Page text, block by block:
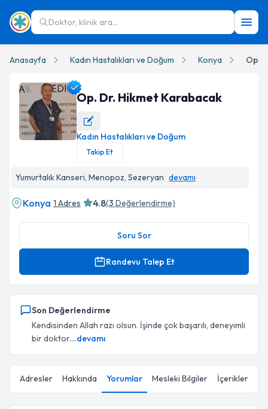
Doktor, klinik ara...
Anasayfa Kadın Hastalıkları ve Doğum Konya Op.
Op. Dr. Hikmet Karabacak Profil Fotoğrafı
Op. Dr. Hikmet Karabacak
Kadın Hastalıkları ve Doğum
Takip Et
Yumurtalık Kanseri, Menopoz, Sezeryan devamı
Konya 1 Adres 4.8(3 Değerlendirme)
Soru Sor
Randevu Talep Et
Son Değerlendirme
Kendisinden Allah razı olsun. İşinde çok başarılı, deneyimli
bir doktor....devamı
Adresler Hakkında Yorumlar Mesleki Bilgiler İçerikler